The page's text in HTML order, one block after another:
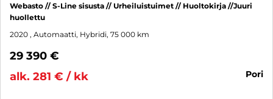
Webasto // S-Line sisusta // Urheiluistuimet // Huoltokirja //Juuri
huollettu
2020 , Automaatti, Hybridi, 75 000 km
29 390 €
alk. 281 € / kk
pori